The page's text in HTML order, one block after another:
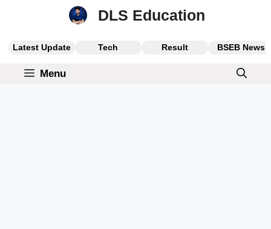
DLS Education
Latest Update Tech Result BSEB News
Menu